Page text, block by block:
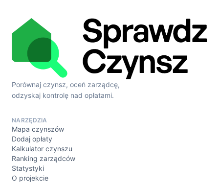
Porównaj czynsz, oceń zarządcę,
odzyskaj kontrolę nad opłatami.
NARZĘDZIA
Mapa czynszów
Dodaj opłaty
Kalkulator czynszu
Ranking zarządców
Statystyki
O projekcie